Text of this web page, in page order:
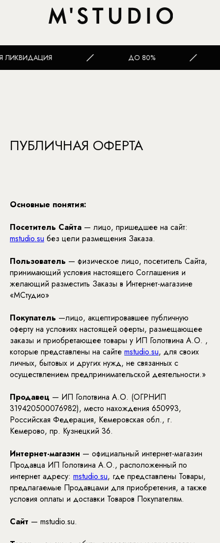
ДО 80%
ПУБЛИЧНАЯ ОФЕРТА
Основные понятия:
Посетитель Сайта — лицо, пришедшее на сайт:
mstudio.su без цели размещения Заказа.
Пользователь — физическое лицо, посетитель Сайта,
принимающий условия настоящего Соглашения и
желающий разместить Заказы в Интернет-магазине
«МСтудио»
Покупатель —лицо, акцептировавшее публичную
оферту на условиях настоящей оферты, размещающее
заказы и приобретающее товары у ИП Голотвина А.О. ,
которые представлены на сайте mstudio.su, для своих
личных, бытовых и других нужд, не связанных с
осуществлением предпринимательской деятельности.»
Продавец — ИП Голотвина А.О. (ОГРНИП
319420500076982), место нахождения 650993,
Российская Федерация, Кемеровская обл., г.
Кемерово, пр. Кузнецкий 36.
Интернет-магазин — официальный интернет-магазин
Продавца ИП Голотвина А.О., расположенный по
интернет адресу: mstudio.su, где представлены Товары,
предлагаемые Продавцами для приобретения, а также
условия оплаты и доставки Товаров Покупателям.
Сайт — mstudio.su.